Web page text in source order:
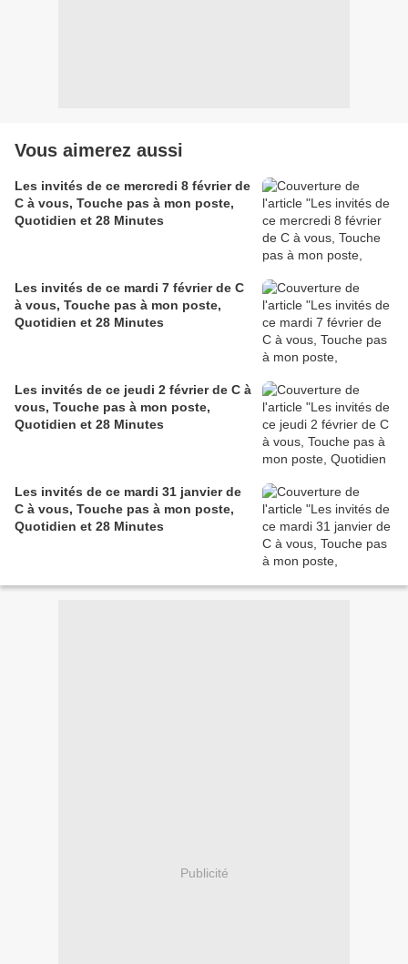
Vous aimerez aussi
Les invités de ce mercredi 8 février de
C à vous, Touche pas à mon poste,
Quotidien et 28 Minutes
Les invités de ce mardi 7 février de C
à vous, Touche pas à mon poste,
Quotidien et 28 Minutes
Les invités de ce jeudi 2 février de C à
vous, Touche pas à mon poste,
Quotidien et 28 Minutes
Les invités de ce mardi 31 janvier de
C à vous, Touche pas à mon poste,
Quotidien et 28 Minutes
Publicité